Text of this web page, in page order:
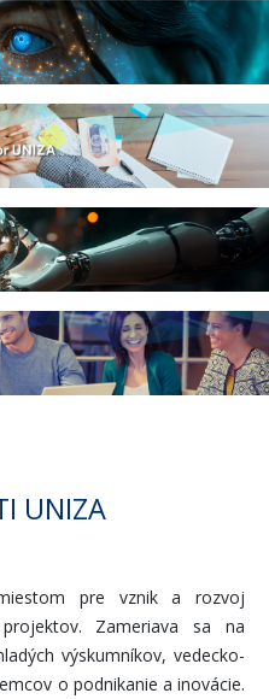
UNIZA
pre vznik a rozvoj
Zameriava sa na
výskumníkov, vedecko-
o podnikanie a inovácie.